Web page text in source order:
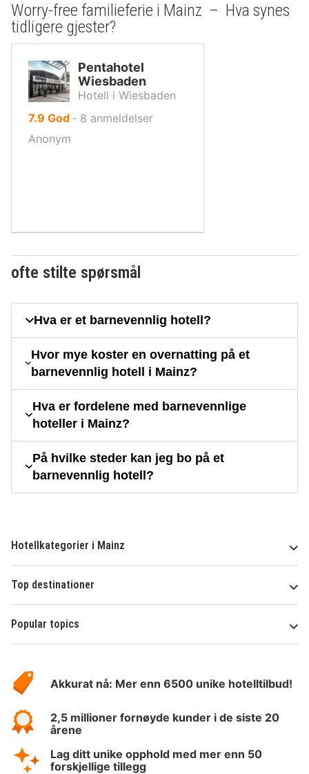
Worry-free familieferie i Mainz – Hva synes
tidligere gjester?
Pentahotel
Wiesbaden
Hotell i Wiesbaden
7.9 av
God ‐ 8 anmeldelser
Anonym
ofte stilte spørsmål
Hva er et barnevennlig hotell?
Hvor mye koster en overnatting på et
barnevennlig hotell i Mainz?
Hva er fordelene med barnevennlige
hoteller i Mainz?
På hvilke steder kan jeg bo på et
barnevennlig hotell?
Hotellkategorier i Mainz
Top destinationer
Popular topics
Hotelspecials
Akkurat nå: Mer enn 6500 unike hotelltilbud!
2,5 millioner fornøyde kunder i de siste 20
årene
Lag ditt unike opphold med mer enn 50
forskjellige tillegg